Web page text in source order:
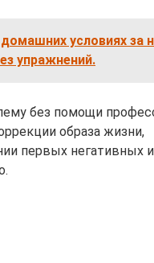
условиях за
упражнений.
без помощи
образа жизни,
первых негативных